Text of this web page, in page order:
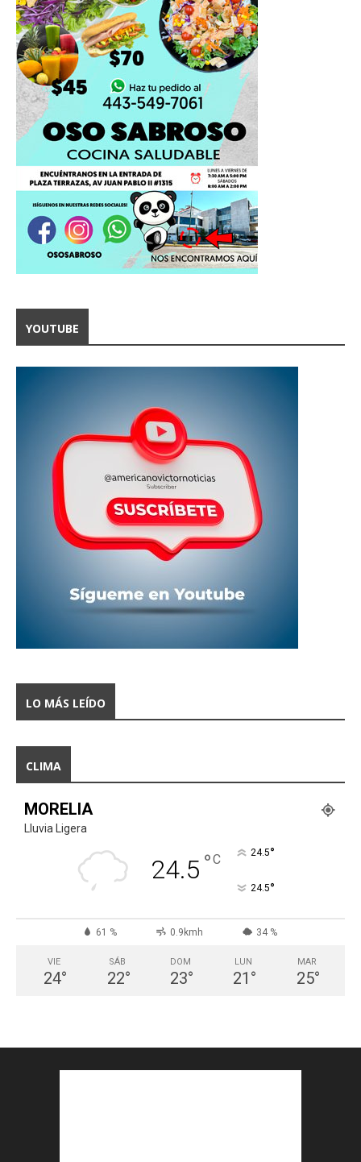
YOUTUBE
LO MÁS LEÍDO
CLIMA
MORELIA
Lluvia Ligera
24.5 °C 24.5°
24.5°
61 % 0.9kmh 34 %
VIE
24°
SÁB
22°
DOM
23°
LUN
21 °
MAR
25°